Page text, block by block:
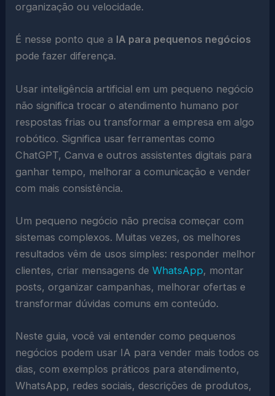
organização ou velocidade.
É nesse ponto que a IA para pequenos negócios
pode fazer diferença.
Usar inteligência artificial em um pequeno negócio
não significa trocar o atendimento humano por
respostas frias ou transformar a empresa em algo
robótico. Significa usar ferramentas como
ChatGPT, Canva e outros assistentes digitais para
ganhar tempo, melhorar a comunicação e vender
com mais consistência.
Um pequeno negócio não precisa começar com
sistemas complexos. Muitas vezes, os melhores
resultados vêm de usos simples: responder melhor
clientes, criar mensagens deWhatsApp, montar
posts, organizar campanhas, melhorar ofertas e
transformar dúvidas comuns em conteúdo.
Neste guia, você vai entender como pequenos
negócios podem usar IA para vender mais todos os
dias, com exemplos práticos para atendimento,
WhatsApp, redes sociais, descrições de produtos,